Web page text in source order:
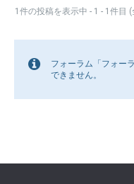
1件の投稿を表示中 - 1 - 1件目
フォーラム「フォー
できません。